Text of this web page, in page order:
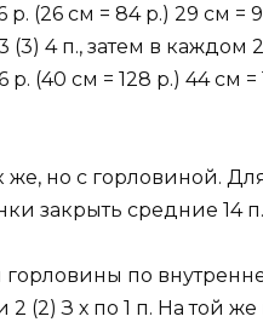
р. (26 см = 84 р.) 29 см =
(3) 4 п., затем в каждом
р. (40 см = 128 р.) 44 см
же, но с горловиной.
закрыть средние 14
горловины по
2 (2) З х по 1 п. На той